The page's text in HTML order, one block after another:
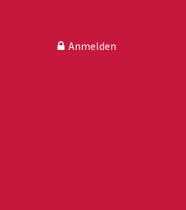
Anmelden